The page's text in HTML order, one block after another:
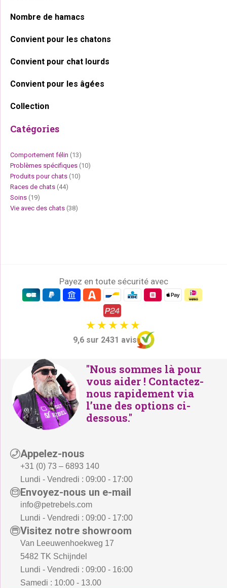
Nombre de hamacs
Convient pour les chatons
Convient pour chat lourds
Convient pour les âgées
Collection
Catégories
Comportement félin (13)
Problèmes spécifiques (10)
Produits pour chats (10)
Races de chats (44)
Soins (19)
Vie avec des chats (38)
Payez en toute sécurité avec
9,6 sur 2431 avis
"Nous sommes là pour
vous aider ! Contactez-
nous rapidement via
l’une des options ci-
dessous."
Appelez-nous
+31 (0) 73 – 6893 140
Lundi - Vendredi : 09:00 - 17:00
Envoyez-nous un e-mail
info@petrebels.com
Lundi - Vendredi : 09:00 - 17:00
Visitez notre showroom
Van Leeuwenhoekweg 17
5482 TK Schijndel
Lundi - Vendredi : 09:00 - 16:00
Samedi : 10:00 - 13.00